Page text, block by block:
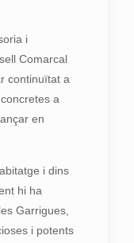
i
Comarcal
continuïtat a
a
en
i dins
hi ha
Garrigues,
i potents